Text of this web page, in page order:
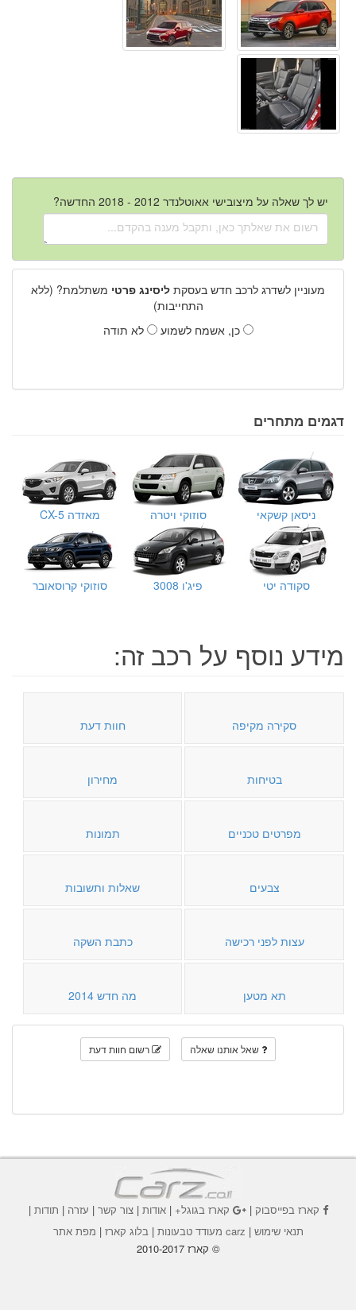
יש לך שאלה על מיצובישי אאוטלנדר 2012 - 2018 החדשה?
מעוניין לשדרג לרכב חדש בעסקת ליסינג פרטי משתלמת? (ללא
התחייבות)
כן, אשמח לשמוע
לא תודה
דגמים מתחרים
ניסאן קשקאי סוזוקי ויטרה מאזדה CX-5
סקודה יטי פיג'ו 3008 סוזוקי קרוסאובר
מידע נוסף על רכב זה:
סקירה מקיפה חוות דעת
בטיחות מחירון
מפרטים טכניים תמונות
צבעים שאלות ותשובות
עצות לפני רכישה כתבת השקה
תא מטען מה חדש 2014
שאל אותנו שאלה רשום חוות דעת
קארז בפייסבוק| קארז בגוגל+|אודות |צור קשר | עזרה | תודות |
תנאי שימוש | carz מעודד טבעונות |בלוג קארז | מפת אתר
© קארז 2010-2017